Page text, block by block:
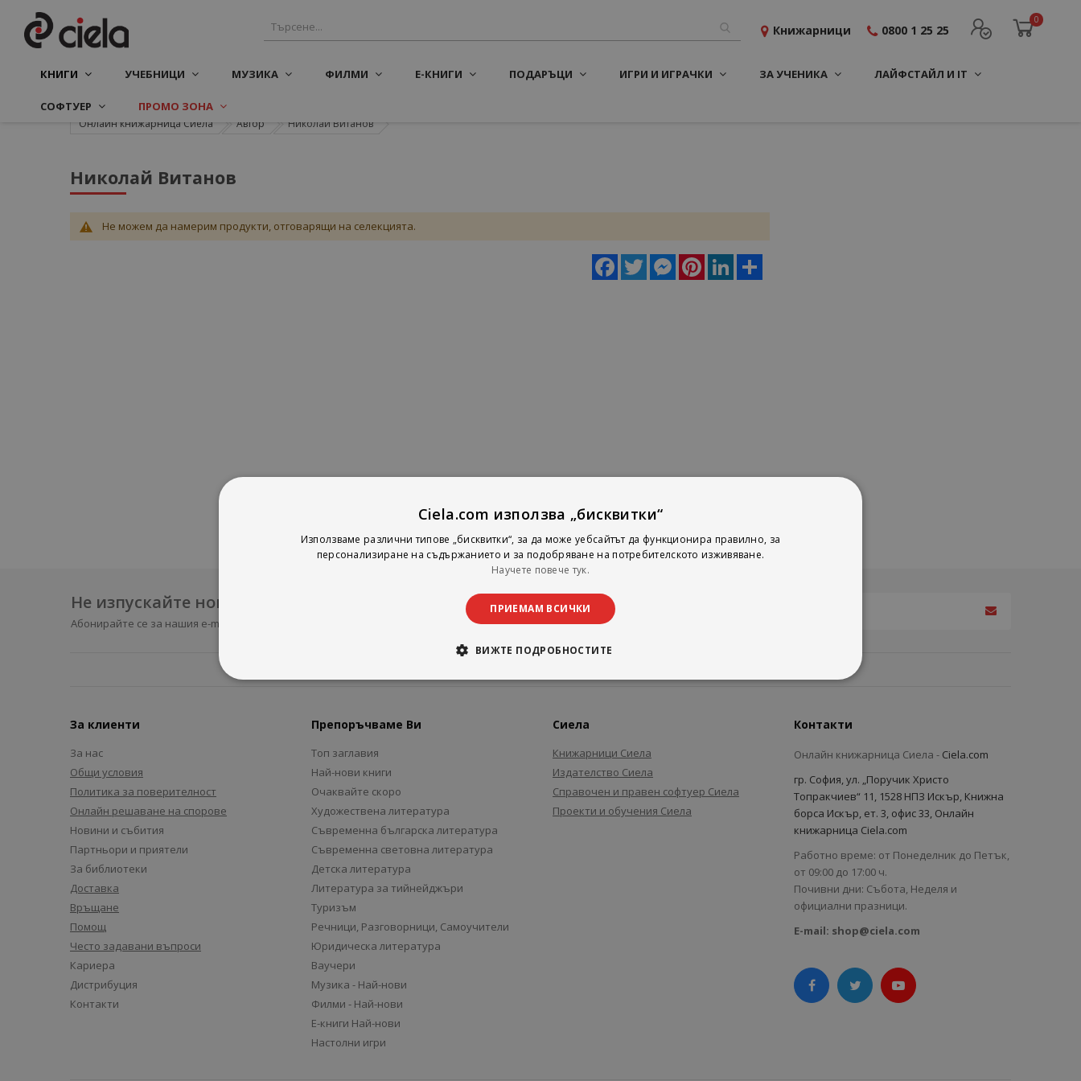
0
Книжарници 0800 1 25 25
КНИГИ УЧЕБНИЦИ МУЗИКА ФИЛМИ Е-КНИГИ ПОДАРЪЦИ ИГРИ И ИГРАЧКИ ЗА УЧЕНИКА ЛАЙФСТАЙЛ И IT
СОФТУЕР ПРОМО ЗОНА
Онлайн книжарница Сиела Автор Николай Витанов
Николай Витанов
Не можем да намерим продукти, отговарящи на селекцията.
Facebook
Twitter MessengerPinterestLinkedIn
Не изпускайте нови продукти и промоции
Абонирайте се за нашия e-mail бюлетин
За клиенти
За нас
Общи условия
Политика за поверителност
Онлайн решаване на спорове
Новини и събития
Партньори и приятели
За библиотеки
Доставка
Връщане
Помощ
Често задавани въпроси
Кариера
Дистрибуция
Контакти
Препоръчваме Ви
Топ заглавия
Най-нови книги
Очаквайте скоро
Художествена литература
Съвременна българска литература
Съвременна световна литература
Детска литература
Литература за тийнейджъри
Туризъм
Речници, Разговорници, Самоучители
Юридическа литература
Ваучери
Музика - Най-нови
Филми - Най-нови
Е-книги Най-нови
Настолни игри
Сиела
Книжарници Сиела
Издателство Сиела
Справочен и правен софтуер Сиела
Проекти и обучения Сиела
Контакти
Онлайн книжарница Сиела - Ciela.com
гр. София, ул. „Поручик Христо
Топракчиев“ 11, 1528 НПЗ Искър, Книжна
борса Искър, ет. 3, офис 33, Онлайн
книжарница Ciela.com
Работно време: от Понеделник до Петък,
от 09:00 до 17:00 ч.
Почивни дни: Събота, Неделя и
официални празници.
E-mail: shop@ciela.com
Ciela.com използва „бисквитки“
Използваме различни типове „бисквитки“, за да може уебсайтът да функционира правилно, за
персонализиране на съдържанието и за подобряване на потребителското изживяване.
Научете повече тук.
ПРИЕМАМ ВСИЧКИ
ВИЖТЕ ПОДРОБНОСТИТЕ